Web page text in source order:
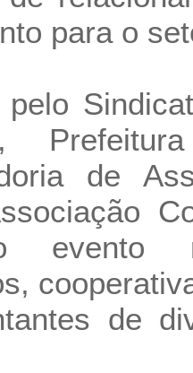
para o
pelo
de
evento
de